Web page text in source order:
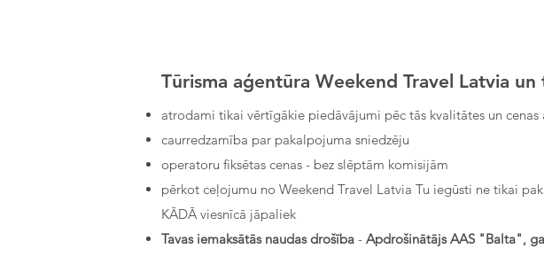
Tūrisma aģentūra Weekend Travel Latvia
atrodami tikai vērtīgākie piedāvājumi pēc tās kvalitātes un cenas
caurredzamība par pakalpojuma sniedzēju
operatoru fiksētas cenas - bez slēptām komisijām
pērkot ceļojumu no Weekend Travel Latvia Tu iegūsti ne tikai
KĀDĀ viesnīcā jāpaliek
Tavas iemaksātās naudas drošība - Apdrošinātājs AAS "Balta",